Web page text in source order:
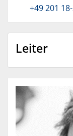
+49 201
Leiter